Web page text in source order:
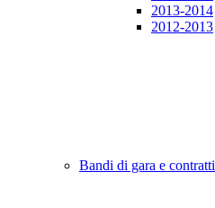
2013-2014
2012-2013
Bandi di gara e contratti